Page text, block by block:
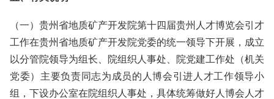
（一）贵州省地质矿产开发院第十四届贵州人才博览会引才
工作在贵州省地质矿产开发院党委的统一领导下开展，成立
以分管院领导为组长、院组织人事处、院党建工作处（机关
党委）主要负责同志为成员的人博会引进人才工作领导小
组，下设办公室在院组织人事处，具体统筹做好人博会人才